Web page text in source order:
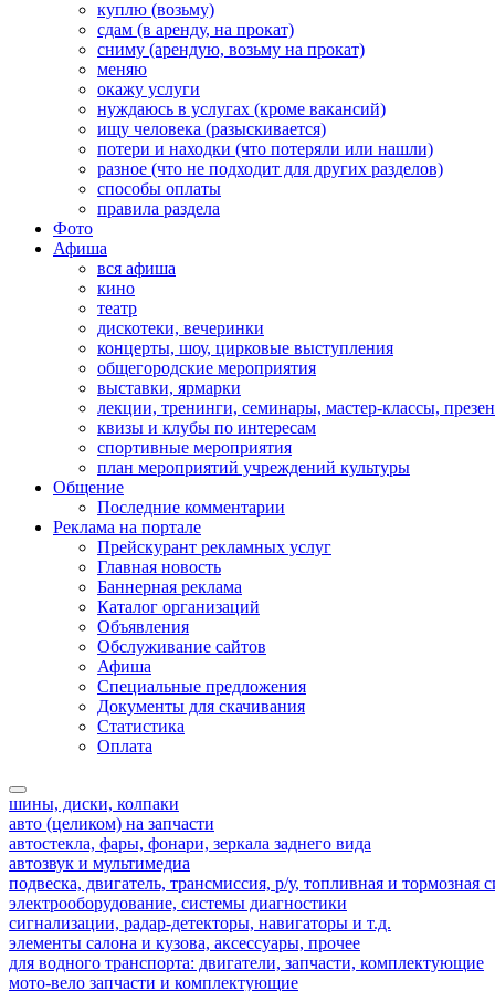
куплю (возьму)
сдам (в аренду, на прокат)
сниму (арендую, возьму на прокат)
меняю
окажу услуги
нуждаюсь в услугах (кроме вакансий)
ищу человека (разыскивается)
потери и находки (что потеряли или нашли)
разное (что не подходит для других разделов)
способы оплаты
правила раздела
Фото
Афиша
вся афиша
кино
театр
дискотеки, вечеринки
концерты, шоу, цирковые выступления
общегородские мероприятия
выставки, ярмарки
лекции, тренинги, семинары, мастер-классы,
квизы и клубы по интересам
спортивные мероприятия
план мероприятий учреждений культуры
Общение
Последние комментарии
Реклама на портале
Прейскурант рекламных услуг
Главная новость
Баннерная реклама
Каталог организаций
Объявления
Обслуживание сайтов
Афиша
Специальные предложения
Документы для скачивания
Статистика
Оплата
шины, диски, колпаки
авто (целиком) на запчасти
автостекла, фары, фонари, зеркала заднего вида
автозвук и мультимедиа
подвеска, двигатель, трансмиссия, р/у, топливная и тормозная
электрооборудование, системы диагностики
сигнализации, радар-детекторы, навигаторы и т.д.
элементы салона и кузова, аксессуары, прочее
для водного транспорта: двигатели, запчасти, комплектующие
мото-вело запчасти и комплектующие